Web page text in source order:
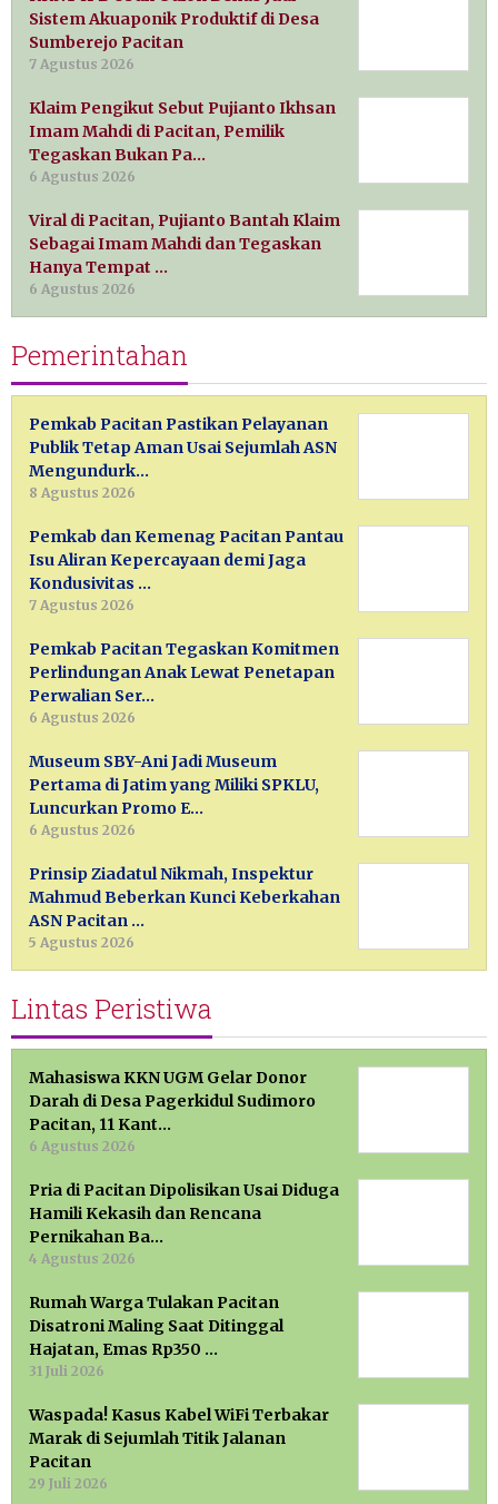
Sistem Akuaponik Produktif di Desa
Sumberejo Pacitan
7 Agustus 2026
Klaim Pengikut Sebut Pujianto Ikhsan
Imam Mahdi di Pacitan, Pemilik
Tegaskan Bukan Pa…
6 Agustus 2026
Viral di Pacitan, Pujianto Bantah Klaim
Sebagai Imam Mahdi dan Tegaskan
Hanya Tempat …
6 Agustus 2026
Pemerintahan
Pemkab Pacitan Pastikan Pelayanan
Publik Tetap Aman Usai Sejumlah ASN
Mengundurk…
8 Agustus 2026
Pemkab dan Kemenag Pacitan Pantau
Isu Aliran Kepercayaan demi Jaga
Kondusivitas …
7 Agustus 2026
Pemkab Pacitan Tegaskan Komitmen
Perlindungan Anak Lewat Penetapan
Perwalian Ser…
6 Agustus 2026
Museum SBY-Ani Jadi Museum
Pertama di Jatim yang Miliki SPKLU,
Luncurkan Promo E…
6 Agustus 2026
Prinsip Ziadatul Nikmah, Inspektur
Mahmud Beberkan Kunci Keberkahan
ASN Pacitan …
5 Agustus 2026
Lintas Peristiwa
Mahasiswa KKN UGM Gelar Donor
Darah di Desa Pagerkidul Sudimoro
Pacitan, 11 Kant…
6 Agustus 2026
Pria di Pacitan Dipolisikan Usai Diduga
Hamili Kekasih dan Rencana
Pernikahan Ba…
4 Agustus 2026
Rumah Warga Tulakan Pacitan
Disatroni Maling Saat Ditinggal
Hajatan, Emas Rp350 …
31 Juli 2026
Waspada! Kasus Kabel WiFi Terbakar
Marak di Sejumlah Titik Jalanan
Pacitan
29 Juli 2026